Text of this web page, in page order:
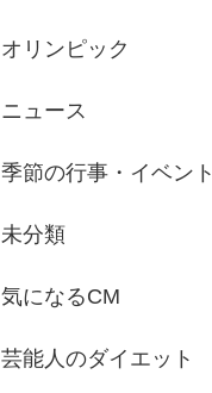
オリンピック
ニュース
季節の行事・イベント
未分類
気になるCM
芸能人のダイエット